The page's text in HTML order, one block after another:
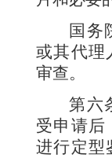
国务
或其代理
审查。
第
受申请后
进行定型